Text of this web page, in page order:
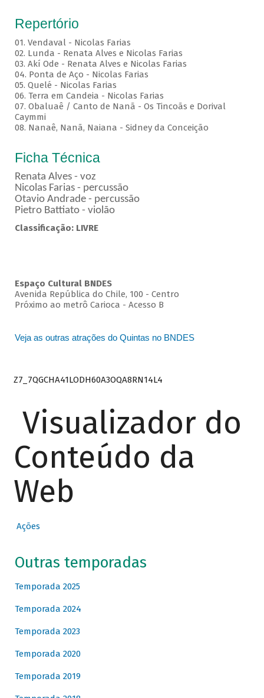
Repertório
01. Vendaval - Nicolas Farias
02. Lunda - Renata Alves e Nicolas Farias
03. Akí Ode - Renata Alves e Nicolas Farias
04. Ponta de Aço - Nicolas Farias
05. Quelé - Nicolas Farias
06. Terra em Candeia - Nicolas Farias
07. Obaluaê / Canto de Nanã - Os Tincoãs e Dorival
Caymmi
08. Nanaê, Nanã, Naiana - Sidney da Conceição
Ficha Técnica
Renata Alves - voz
Nicolas Farias - percussão
Otavio Andrade - percussão
Pietro Battiato - violão
Classificação: LIVRE
Espaço Cultural BNDES
Avenida República do Chile, 100 - Centro
Próximo ao metrô Carioca - Acesso B
Veja as outras atrações do Quintas no BNDES
Z7_7QGCHA41LODH60A3OQA8RN14L4
Visualizador do
Conteúdo da
Web
Ações
Outras temporadas
Temporada 2025
Temporada 2024
Temporada 2023
Temporada 2020
Temporada 2019